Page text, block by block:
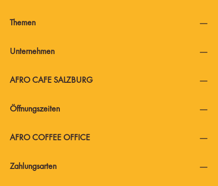
AFRO COFFEE OFFICE
AFRO CAFE SALZBURG
Zahlungsarten
Themen
Unternehmen
Öffnungszeiten